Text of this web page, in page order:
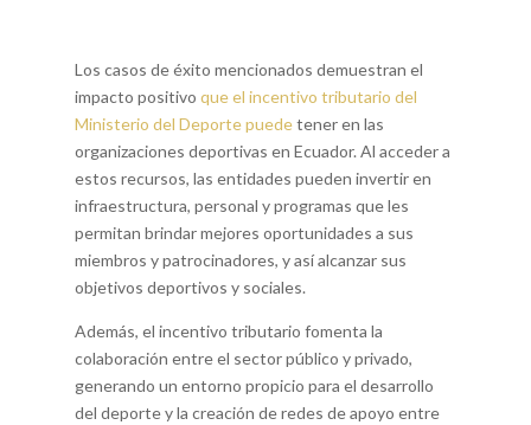
Los casos de éxito mencionados demuestran el
impacto positivo que el incentivo tributario del
Ministerio del Deporte puedetener en las
organizaciones deportivas en Ecuador. Al acceder a
estos recursos, las entidades pueden invertir en
infraestructura, personal y programas que les
permitan brindar mejores oportunidades a sus
miembros y patrocinadores, y así alcanzar sus
objetivos deportivos y sociales.
Además, el incentivo tributario fomenta la
colaboración entre el sector público y privado,
generando un entorno propicio para el desarrollo
del deporte y la creación de redes de apoyo entre